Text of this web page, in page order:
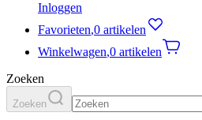
Inloggen
Favorieten,0 artikelen
Winkelwagen,0 artikelen
Zoeken
Zoeken